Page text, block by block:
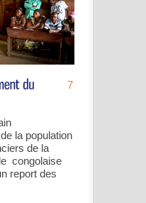
7
la population
de la
congolaise
report des